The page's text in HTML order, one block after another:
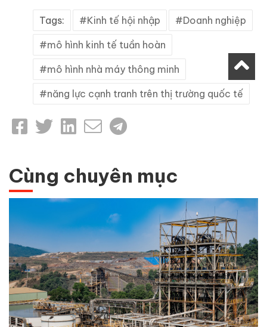
Tags: Kinh tế hội nhập Doanh nghiệp
mô hình kinh tế tuần hoàn
mô hình nhà máy thông minh
năng lực cạnh tranh trên thị trường quốc tế
Cùng chuyên mục